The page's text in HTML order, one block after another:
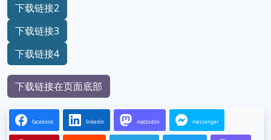
下载链接2
下载链接3
下载链接4
下载链接在页面底部
facebook linkedin mastodon messenger